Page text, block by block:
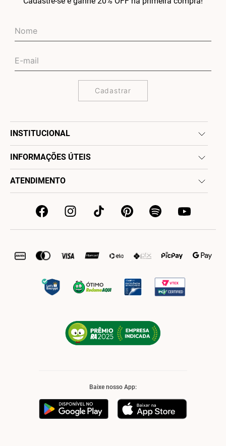
Cadastrar
INSTITUCIONAL
INFORMAÇÕES ÚTEIS
ATENDIMENTO
Baixe nosso App: